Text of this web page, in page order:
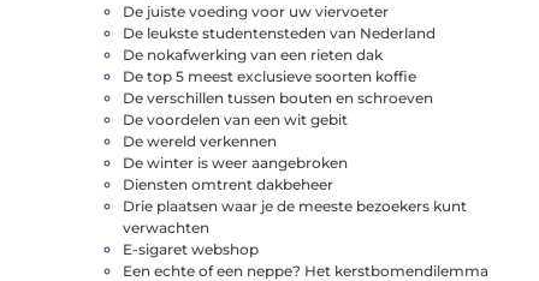
De juiste voeding voor uw viervoeter
De leukste studentensteden van Nederland
De nokafwerking van een rieten dak
De top 5 meest exclusieve soorten koffie
De verschillen tussen bouten en schroeven
De voordelen van een wit gebit
De wereld verkennen
De winter is weer aangebroken
Diensten omtrent dakbeheer
Drie plaatsen waar je de meeste bezoekers kunt
verwachten
E-sigaret webshop
Een echte of een neppe? Het kerstbomendilemma